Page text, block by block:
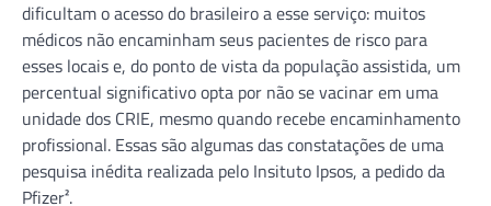
dificultam o acesso do brasileiro a esse serviço: muitos
médicos não encaminham seus pacientes de risco para
esses locais e, do ponto de vista da população assistida, um
percentual significativo opta por não se vacinar em uma
unidade dos CRIE, mesmo quando recebe encaminhamento
profissional. Essas são algumas das constatações de uma
pesquisa inédita realizada pelo Insituto Ipsos, a pedido da
Pfizer².